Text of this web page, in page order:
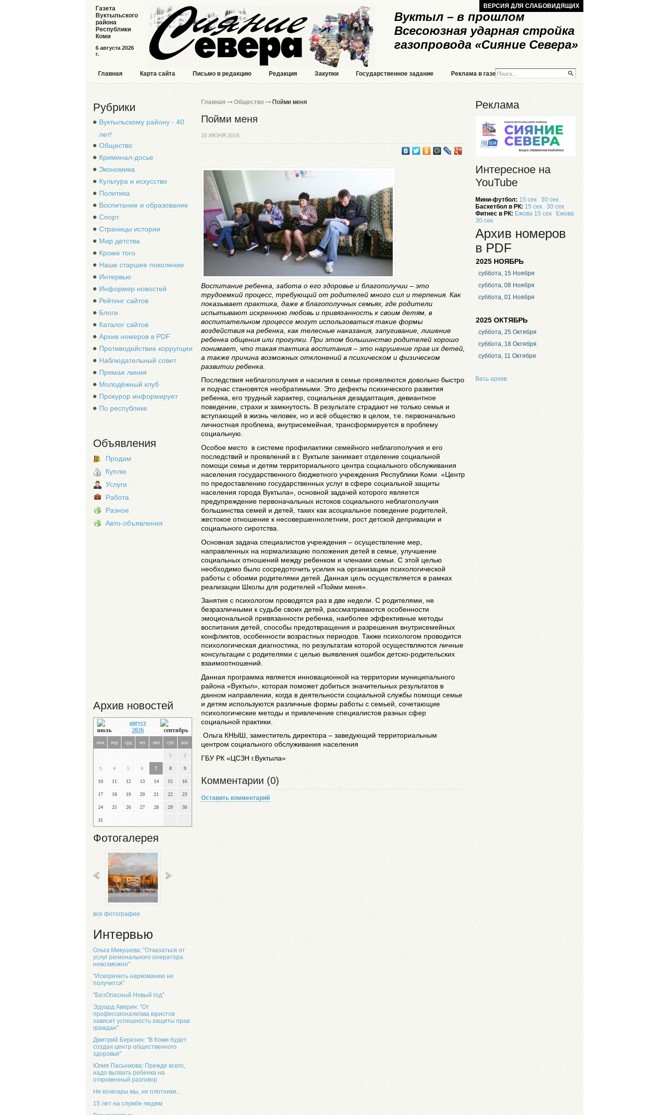
Вуктыл – в прошлом
Всесоюзная ударная стройка
газопровода «Сияние Севера»
6 августа 2026
г.
Газета
Вуктыльского
района
Республики
Коми
ВЕРСИЯ ДЛЯ СЛАБОВИДЯЩИХ
Главная Карта сайта Письмо в редакцию Редакция Закупки Государственное задание Реклама в газете Реклама на сайте
Рубрики
Вуктыльскому району - 40
лет!
Общество
Криминал-досье
Экономика
Культура и искусство
Политика
Воспитание и образование
Спорт
Страницы истории
Мир детства
Кроме того
Наше старшее поколение
Интервью
Информер новостей
Рейтинг сайтов
Блоги
Каталог сайтов
Архив номеров в PDF
Противодействие коррупции
Наблюдательный совет
Прямая линия
Молодёжный клуб
Прокурор информирует
По республике
Объявления
Продам
Куплю
Услуги
Работа
Разное
Авто-объявления
Архив новостей
август
2026
пон втр срд чет пят суб вск
1 2
3 4 5 6 7 8 9
10 11 12 13 14 15 16
17 18 19 20 21 22 23
24 25 26 27 28 29 30
31
Фотогалерея
все фотографии
Интервью
Ольга Микушева: "Отказаться от
услуг регионального оператора
невозможно"
"Искоренить наркоманию не
получится"
"БезОпасный Новый год"
Эдуард Аверин: "От
профессионализма юристов
зависит успешность защиты прав
граждан"
Дмитрий Березин: "В Коми будет
создан центр общественного
здоровья"
Юлия Пасынкова: Прежде всего,
надо вызвать ребенка на
откровенный разговор
Не кочегары мы, не плотники...
15 лет на службе людям
Главная Общество Пойми меня
Пойми меня
15 ИЮНЯ 2016
Воспитание ребенка, забота о его здоровье и благополучии – это
трудоемкий процесс, требующий от родителей много сил и терпения. Как
показывает практика, даже в благополучных семьях, где родители
испытывают искреннюю любовь и привязанность к своим детям, в
воспитательном процессе могут использоваться такие формы
воздействия на ребенка, как телесные наказания, запугивание, лишение
ребенка общения или прогулки. При этом большинство родителей хорошо
понимает, что такая тактика воспитания – это нарушение прав их детей,
а также причина возможных отклонений в психическом и физическом
развитии ребенка.
Последствия неблагополучия и насилия в семье проявляются довольно быстро
и подчас становятся необратимыми. Это дефекты психического развития
ребенка, его трудный характер, социальная дезадаптация, девиантное
поведение, страхи и замкнутость. В результате страдают не только семья и
вступающий в жизнь человек, но и всё общество в целом, т.е. первоначально
личностная проблема, внутрисемейная, трансформируется в проблему
социальную.
Особое место в системе профилактики семейного неблагополучия и его
последствий и проявлений в г. Вуктыле занимает отделение социальной
помощи семье и детям территориального центра социального обслуживания
населения государственного бюджетного учреждения Республики Коми «Центр
по предоставлению государственных услуг в сфере социальной защиты
населения города Вуктыла», основной задачей которого является
предупреждение первоначальных истоков социального неблагополучия
большинства семей и детей, таких как асоциальное поведение родителей,
жестокое отношение к несовершеннолетним, рост детской депривации и
социального сиротства.
Основная задача специалистов учреждения – осуществление мер,
направленных на нормализацию положения детей в семье, улучшение
социальных отношений между ребенком и членами семьи. С этой целью
необходимо было сосредоточить усилия на организации психологической
работы с обоими родителями детей. Данная цель осуществляется в рамках
реализации Школы для родителей «Пойми меня».
Занятия с психологом проводятся раз в две недели. С родителями, не
безразличными к судьбе своих детей, рассматриваются особенности
эмоциональной привязанности ребенка, наиболее эффективные методы
воспитания детей, способы предотвращения и разрешения внутрисемейных
конфликтов, особенности возрастных периодов. Также психологом проводится
психологическая диагностика, по результатам которой осуществляются личные
консультации с родителями с целью выявления ошибок детско-родительских
взаимоотношений.
Данная программа является инновационной на территории муниципального
района «Вуктыл», которая поможет добиться значительных результатов в
данном направлении, когда в деятельности социальной службы помощи семье
и детям используются различные формы работы с семьей, сочетающие
психологические методы и привлечение специалистов разных сфер
социальной практики.
Ольга КНЫШ, заместитель директора – заведующий территориальным
центром социального обслуживания населения
ГБУ РК «ЦСЗН г.Вуктыла»
Комментарии (0)
Оставить комментарий
Реклама
Интересное на
YouTube
Мини-футбол: 15 сек
30 сек
Баскетбол в РК: 15 сек
30 сек
Фитнес в РК: Ежова 15 сек
Ежова
30 сек
Архив номеров
в PDF
2025 НОЯБРЬ
суббота, 15 Ноября
суббота, 08 Ноября
суббота, 01 Ноября
2025 ОКТЯБРЬ
суббота, 25 Октября
суббота, 18 Октября
суббота, 11 Октября
Весь архив